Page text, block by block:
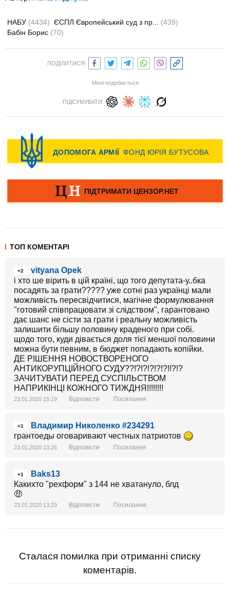
НАБУ (4434) ЄСПЛ Європейський суд з пр... (439)
Бабін Борис (70)
ПОДІЛИТИСЯ:
Мені подобається
ПІДСУМУВАТИ:
ТОП КОМЕНТАРІ
+2
vityana Opek
і хто ше вірить в цій країні, що того депутата-у..бка
посадять за грати????? уже сотні раз українці мали
можливість пересвідчитися, магічне формулювання
"готовий співпрацювати зі слідством", гарантовано
дає шанс не сісти за грати і реальну можливість
залишити більшу половину краденого при собі.
щодо того, куди дівається доля тієї меншої половини
можна бути певним, в бюджет попадають копійки.
ДЕ РІШЕННЯ НОВОСТВОРЕНОГО
АНТИКОРУПЦІЙНОГО СУДУ??!?!?!?!?!?!!?!?
ЗАЧИТУВАТИ ПЕРЕД СУСПІЛЬСТВОМ
НАПРИКІНЦІ КОЖНОГО ТИЖДНЯ!!!!!!!!
23.01.2020 15:19 Відповісти Посилання
+1
Владимир Николенко #234291
грантоеды оговаривают честных патриотов
23.01.2020 13:26 Відповісти Посилання
+1
Baks13
Какихто "рехформ" з 144 не хватануло, блд
🤑
23.01.2020 13:29 Відповісти Посилання
Сталася помилка при отриманні списку
коментарів.